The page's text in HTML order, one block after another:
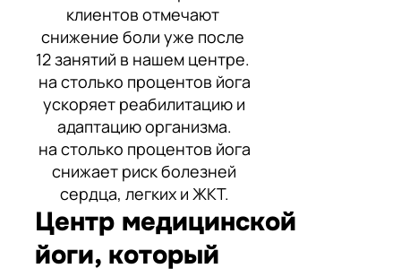
клиентов отмечают
снижение боли уже после
12 занятий в нашем центре.
на столько процентов йога
ускоряет реабилитацию и
адаптацию организма.
на столько процентов йога
снижает риск болезней
сердца, легких и ЖКТ.
Центр медицинской
йоги, который